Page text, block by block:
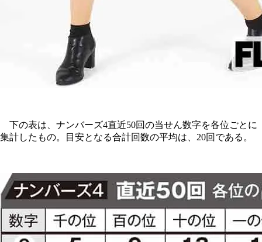
下の表は、ナンバーズ4直近50回の当せん数字を各位ごとに
集計したもの。目安となる合計回数の平均は、20回である。